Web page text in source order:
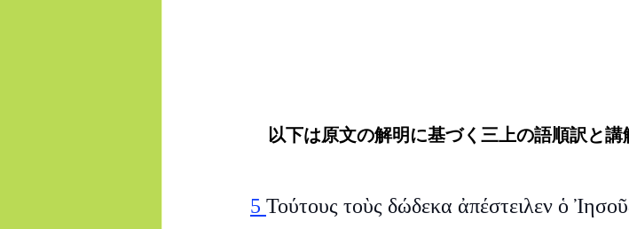
以下は原文の解明に基づく三上の語順訳と講
5 Τούτους τοὺς δώδεκα ἀπέστειλεν ὁ